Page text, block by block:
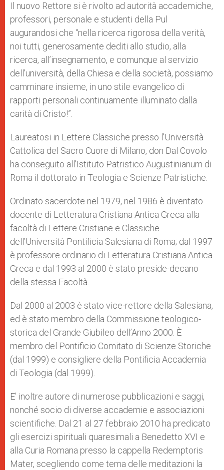
Il nuovo Rettore si è rivolto ad autorità accademiche,
professori, personale e studenti della Pul
augurandosi che “nella ricerca rigorosa della verità,
noi tutti, generosamente dediti allo studio, alla
ricerca, all’insegnamento, e comunque al servizio
dell’università, della Chiesa e della società, possiamo
camminare insieme, in uno stile evangelico di
rapporti personali continuamente illuminato dalla
carità di Cristo!”.
Laureatosi in Lettere Classiche presso l’Università
Cattolica del Sacro Cuore di Milano, don Dal Covolo
ha conseguito all’Istituto Patristico Augustinianum di
Roma il dottorato in Teologia e Scienze Patristiche.
Ordinato sacerdote nel 1979, nel 1986 è diventato
docente di Letteratura Cristiana Antica Greca alla
facoltà di Lettere Cristiane e Classiche
dell’Università Pontificia Salesiana di Roma; dal 1997
è professore ordinario di Letteratura Cristiana Antica
Greca e dal 1993 al 2000 è stato preside-decano
della stessa Facoltà.
Dal 2000 al 2003 è stato vice-rettore della Salesiana,
ed è stato membro della Commissione teologico-
storica del Grande Giubileo dell’Anno 2000. È
membro del Pontificio Comitato di Scienze Storiche
(dal 1999) e consigliere della Pontificia Accademia
di Teologia (dal 1999).
E’ inoltre autore di numerose pubblicazioni e saggi,
nonché socio di diverse accademie e associazioni
scientifiche. Dal 21 al 27 febbraio 2010 ha predicato
gli esercizi spirituali quaresimali a Benedetto XVI e
alla Curia Romana presso la cappella Redemptoris
Mater, scegliendo come tema delle meditazioni la